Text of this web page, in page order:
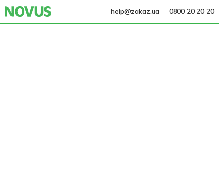
help@zakaz.ua 0800 20 20 20